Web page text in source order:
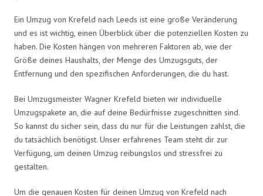
Ein Umzug von Krefeld nach Leeds ist eine große Veränderung
und es ist wichtig, einen Überblick über die potenziellen Kosten zu
haben. Die Kosten hängen von mehreren Faktoren ab, wie der
Größe deines Haushalts, der Menge des Umzugsguts, der
Entfernung und den spezifischen Anforderungen, die du hast.
Bei Umzugsmeister Wagner Krefeld bieten wir individuelle
Umzugspakete an, die auf deine Bedürfnisse zugeschnitten sind.
So kannst du sicher sein, dass du nur für die Leistungen zahlst, die
du tatsächlich benötigst. Unser erfahrenes Team steht dir zur
Verfügung, um deinen Umzug reibungslos und stressfrei zu
gestalten.
Um die genauen Kosten für deinen Umzug von Krefeld nach